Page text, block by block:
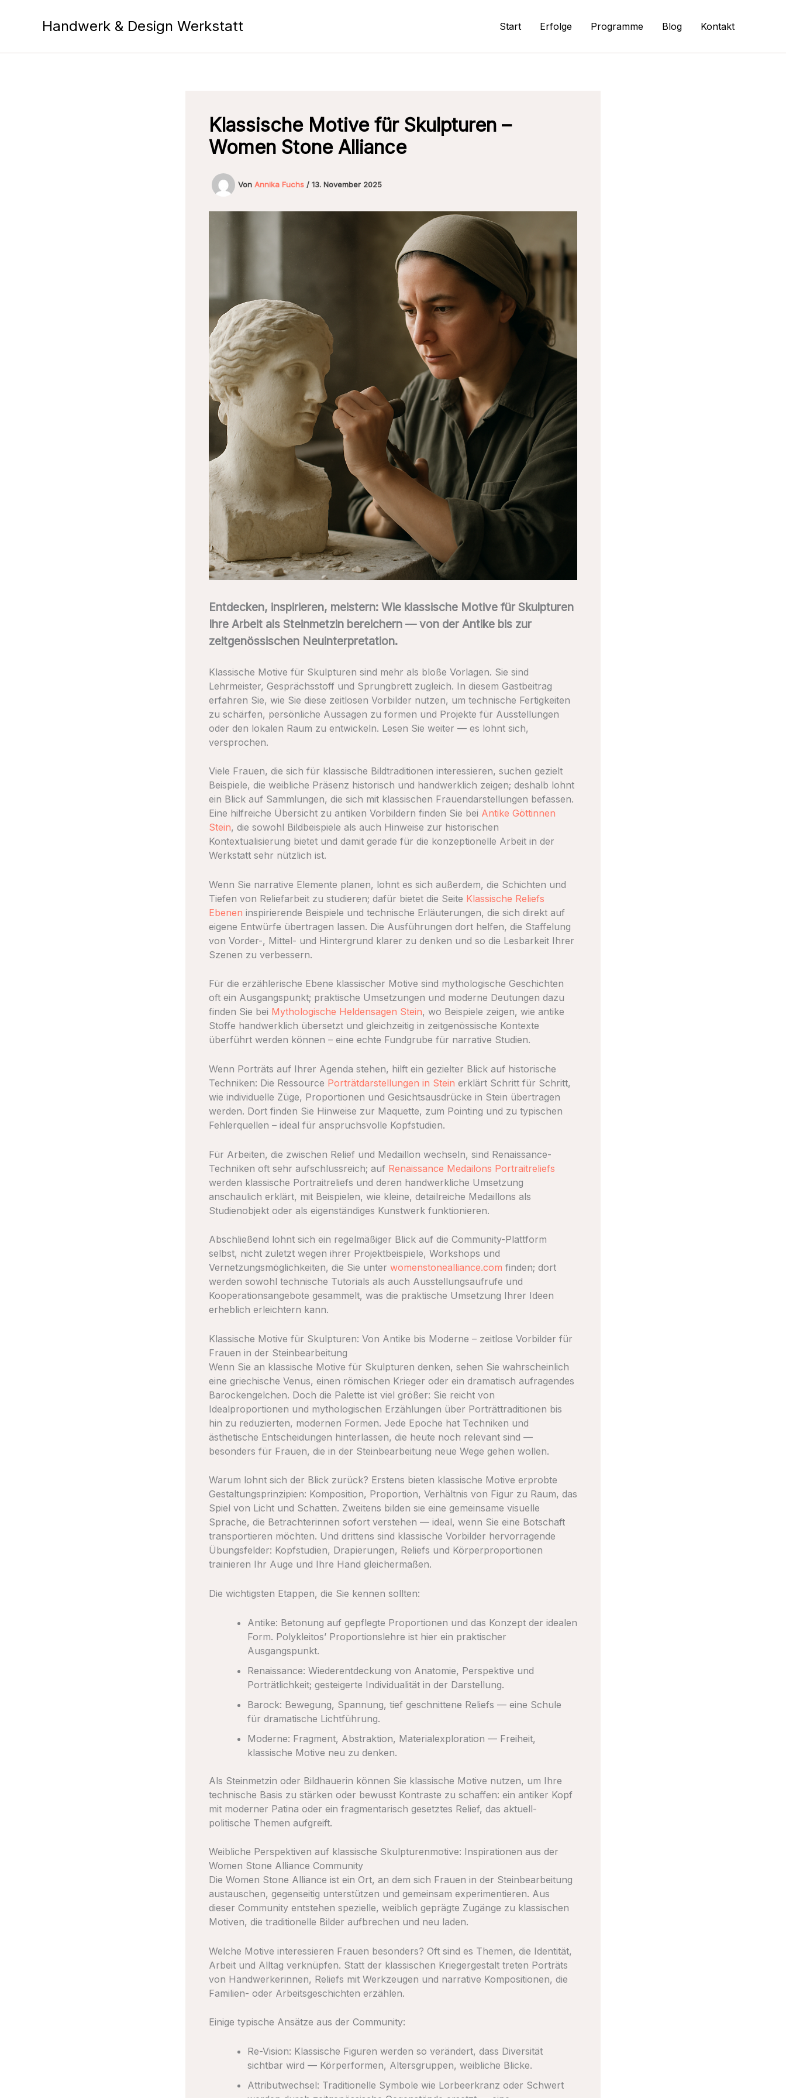
Handwerk & Design Werkstatt Start Erfolge Programme Blog Kontakt
Klassische Motive für Skulpturen –
Women Stone Alliance
Von Annika Fuchs / 13. November 2025
Entdecken, inspirieren, meistern: Wie klassische Motive für Skulpturen
Ihre Arbeit als Steinmetz­in bereichern — von der Antike bis zur
zeitgenössischen Neuinterpretation.
Klassische Motive für Skulpturen sind mehr als bloße Vorlagen. Sie sind
Lehrmeister, Gesprächsstoff und Sprungbrett zugleich. In diesem Gastbeitrag
erfahren Sie, wie Sie diese zeitlosen Vorbilder nutzen, um technische Fertigkeiten
zu schärfen, persönliche Aussagen zu formen und Projekte für Ausstellungen
oder den lokalen Raum zu entwickeln. Lesen Sie weiter — es lohnt sich,
versprochen.
Viele Frauen, die sich für klassische Bildtraditionen interessieren, suchen gezielt
Beispiele, die weibliche Präsenz historisch und handwerklich zeigen; deshalb lohnt
ein Blick auf Sammlungen, die sich mit klassischen Frauendarstellungen befassen.
Eine hilfreiche Übersicht zu antiken Vorbildern finden Sie bei Antike Göttinnen
Stein, die sowohl Bildbeispiele als auch Hinweise zur historischen
Kontextualisierung bietet und damit gerade für die konzeptionelle Arbeit in der
Werkstatt sehr nützlich ist.
Wenn Sie narrative Elemente planen, lohnt es sich außerdem, die Schichten und
Tiefen von Reliefarbeit zu studieren; dafür bietet die Seite Klassische Reliefs
Ebenen inspirierende Beispiele und technische Erläuterungen, die sich direkt auf
eigene Entwürfe übertragen lassen. Die Ausführungen dort helfen, die Staffelung
von Vorder-, Mittel- und Hintergrund klarer zu denken und so die Lesbarkeit Ihrer
Szenen zu verbessern.
Für die erzählerische Ebene klassischer Motive sind mythologische Geschichten
oft ein Ausgangspunkt; praktische Umsetzungen und moderne Deutungen dazu
finden Sie bei Mythologische Heldensagen Stein, wo Beispiele zeigen, wie antike
Stoffe handwerklich übersetzt und gleichzeitig in zeitgenössische Kontexte
überführt werden können – eine echte Fundgrube für narrative Studien.
Wenn Porträts auf Ihrer Agenda stehen, hilft ein gezielter Blick auf historische
Techniken: Die Ressource Porträtdarstellungen in Stein erklärt Schritt für Schritt,
wie individuelle Züge, Proportionen und Gesichtsausdrücke in Stein übertragen
werden. Dort finden Sie Hinweise zur Maquette, zum Pointing und zu typischen
Fehlerquellen – ideal für anspruchsvolle Kopfstudien.
Für Arbeiten, die zwischen Relief und Medaillon wechseln, sind Renaissance-
Techniken oft sehr aufschlussreich; auf Renaissance Medailons Portraitreliefs
werden klassische Portraitreliefs und deren handwerkliche Umsetzung
anschaulich erklärt, mit Beispielen, wie kleine, detailreiche Medaillons als
Studienobjekt oder als eigenständiges Kunstwerk funktionieren.
Abschließend lohnt sich ein regelmäßiger Blick auf die Community-Plattform
selbst, nicht zuletzt wegen ihrer Projektbeispiele, Workshops und
Vernetzungsmöglichkeiten, die Sie unter womenstonealliance.com finden; dort
werden sowohl technische Tutorials als auch Ausstellungsaufrufe und
Kooperationsangebote gesammelt, was die praktische Umsetzung Ihrer Ideen
erheblich erleichtern kann.
Klassische Motive für Skulpturen: Von Antike bis Moderne – zeitlose Vorbilder für
Frauen in der Steinbearbeitung
Wenn Sie an klassische Motive für Skulpturen denken, sehen Sie wahrscheinlich
eine griechische Venus, einen römischen Krieger oder ein dramatisch aufragendes
Barockengelchen. Doch die Palette ist viel größer: Sie reicht von
Idealproportionen und mythologischen Erzählungen über Porträttraditionen bis
hin zu reduzierten, modernen Formen. Jede Epoche hat Techniken und
ästhetische Entscheidungen hinterlassen, die heute noch relevant sind —
besonders für Frauen, die in der Steinbearbeitung neue Wege gehen wollen.
Warum lohnt sich der Blick zurück? Erstens bieten klassische Motive erprobte
Gestaltungsprinzipien: Komposition, Proportion, Verhältnis von Figur zu Raum, das
Spiel von Licht und Schatten. Zweitens bilden sie eine gemeinsame visuelle
Sprache, die Betrachterinnen sofort verstehen — ideal, wenn Sie eine Botschaft
transportieren möchten. Und drittens sind klassische Vorbilder hervorragende
Übungsfelder: Kopfstudien, Drapierungen, Reliefs und Körperproportionen
trainieren Ihr Auge und Ihre Hand gleichermaßen.
Die wichtigsten Etappen, die Sie kennen sollten:
Antike: Betonung auf gepflegte Proportionen und das Konzept der idealen
Form. Polykleitos’ Proportionslehre ist hier ein praktischer
Ausgangspunkt.
Renaissance: Wiederentdeckung von Anatomie, Perspektive und
Porträtlichkeit; gesteigerte Individualität in der Darstellung.
Barock: Bewegung, Spannung, tief geschnittene Reliefs — eine Schule
für dramatische Lichtführung.
Moderne: Fragment, Abstraktion, Materialexploration — Freiheit,
klassische Motive neu zu denken.
Als Steinmetz­in oder Bildhauer­in können Sie klassische Motive nutzen, um Ihre
technische Basis zu stärken oder bewusst Kontraste zu schaffen: ein antiker Kopf
mit moderner Patina oder ein fragmentarisch gesetztes Relief, das aktuell-
politische Themen aufgreift.
Weibliche Perspektiven auf klassische Skulpturenmotive: Inspirationen aus der
Women Stone Alliance Community
Die Women Stone Alliance ist ein Ort, an dem sich Frauen in der Steinbearbeitung
austauschen, gegenseitig unterstützen und gemeinsam experimentieren. Aus
dieser Community entstehen spezielle, weiblich geprägte Zugänge zu klassischen
Motiven, die traditionelle Bilder aufbrechen und neu laden.
Welche Motive interessieren Frauen besonders? Oft sind es Themen, die Identität,
Arbeit und Alltag verknüpfen. Statt der klassischen Kriegergestalt treten Porträts
von Handwerkerinnen, Reliefs mit Werkzeugen und narrative Kompositionen, die
Familien- oder Arbeitsgeschichten erzählen.
Einige typische Ansätze aus der Community:
Re-Vision: Klassische Figuren werden so verändert, dass Diversität
sichtbar wird — Körperformen, Altersgruppen, weibliche Blicke.
Attributwechsel: Traditionelle Symbole wie Lorbeerkranz oder Schwert